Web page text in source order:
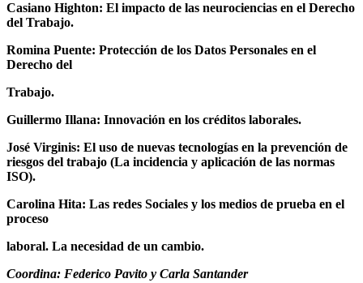
Casiano Highton: El impacto de las neurociencias en el Derecho
del Trabajo.
Romina Puente: Protección de los Datos Personales en el
Derecho del
Trabajo.
Guillermo Illana: Innovación en los créditos laborales.
José Virginis: El uso de nuevas tecnologías en la prevención de
riesgos del trabajo (La incidencia y aplicación de las normas
ISO).
Carolina Hita: Las redes Sociales y los medios de prueba en el
proceso
laboral. La necesidad de un cambio.
Coordina: Federico Pavito y Carla Santander